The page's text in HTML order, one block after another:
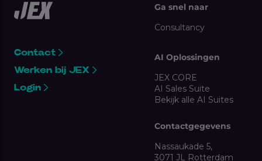
Contact
Werken bij JEX
Login
Ga snel naar
Consultancy
AI Oplossingen
JEX CORE
AI Sales Suite
Bekijk alle AI Suites
Contactgegevens
Nassaukade 5,
3071 JL Rotterdam